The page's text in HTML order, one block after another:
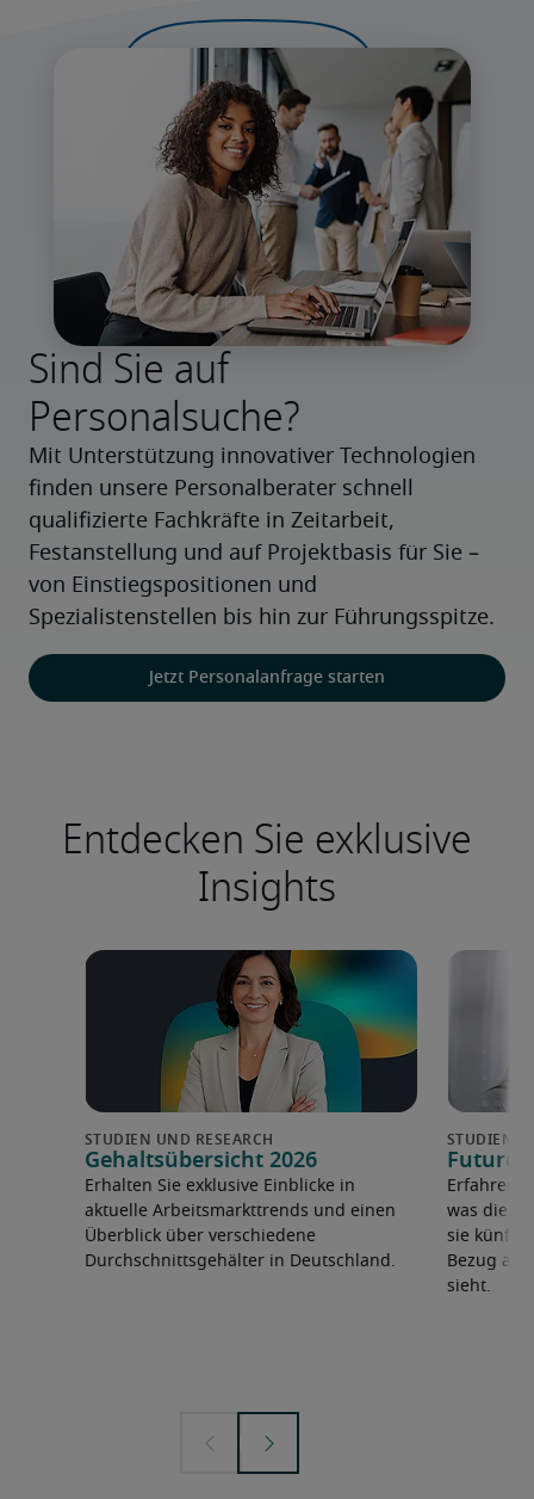
Sind Sie auf
Personalsuche?
Mit Unterstützung innovativer Technologien
finden unsere Personalberater schnell
qualifizierte Fachkräfte in Zeitarbeit,
Festanstellung und auf Projektbasis für Sie –
von Einstiegspositionen und
Spezialistenstellen bis hin zur Führungsspitze.
Jetzt Personalanfrage starten
Entdecken Sie exklusive
Insights
Gehaltsübersicht 2026
Erhalten Sie exklusive Einblicke in
aktuelle Arbeitsmarkttrends und einen
Überblick über verschiedene
Durchschnittsgehälter in Deutschland.
Future
Erfahren
was die
sie
Bezug
sieht.